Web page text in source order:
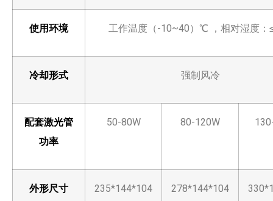
使用环境 工作温度（-10~40）℃ ，相对湿度：
冷却形式 强制风冷
配套激光管
功率
50-80W 80-120W
外形尺寸
235*144*104 278*144*104